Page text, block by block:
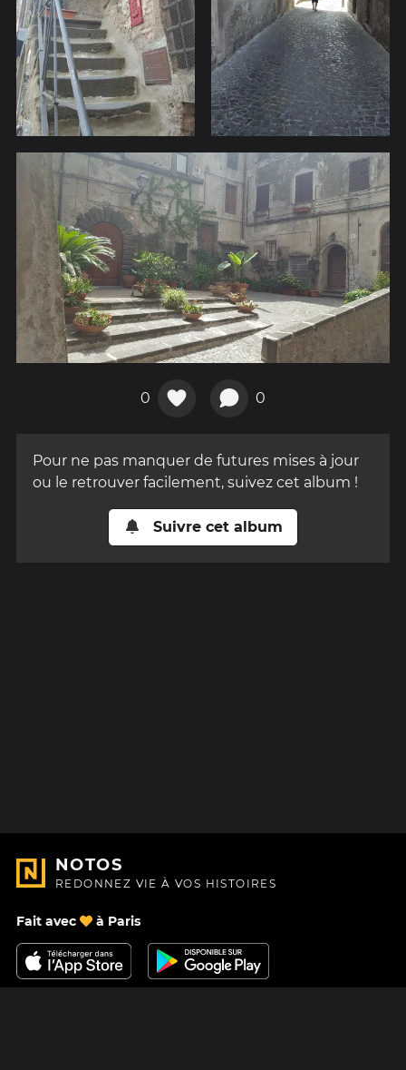
0 0
Pour ne pas manquer de futures mises à jour
ou le retrouver facilement, suivez cet album !
Suivre cet album
NOTOS
REDONNEZ VIE À VOS HISTOIRES
Fait avec à Paris